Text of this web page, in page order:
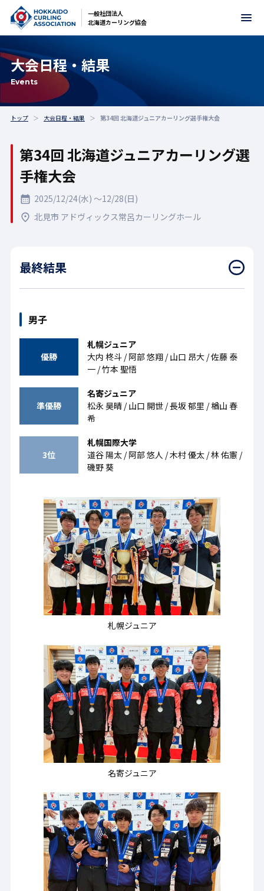
一般社団法人
北海道カーリング協会
大会日程・結果
Events
トップ 大会日程・結果 第34回 北海道ジュニアカーリング選手権大会
第34回 北海道ジュニアカーリング選
手権大会
2025/12/24(水) 〜12/28(日)
北見市 アドヴィックス常呂カーリングホール
最終結果
男子
優勝
札幌ジュニア
大内 柊斗 / 阿部 悠翔 / 山口 昂大 / 佐藤 泰
一 / 竹本 聖悟
準優勝
名寄ジュニア
松永 昊晴 / 山口 開世 / 長坂 郁里 / 楢山 春
希
3位
札幌国際大学
道谷 陽太 / 阿部 悠人 / 木村 優太 / 林 佑憲 /
磯野 葵
札幌ジュニア
名寄ジュニア